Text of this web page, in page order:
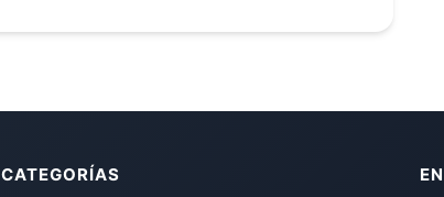
CATEGORÍAS